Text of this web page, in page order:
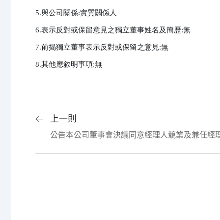
5.與公司關係:實質關係人
6.表示反對或保留意見之獨立董事姓名及簡歷:無
7.前揭獨立董事表示反對或保留之意見:無
8.其他應敘明事項:無
上一則
公告本公司董事會決議同意經理人競業及兼任經